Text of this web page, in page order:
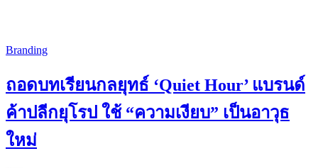
Branding
ถอดบทเรียนกลยุทธ์ ‘Quiet Hour’ แบรนด์
ค้าปลีกยุโรป ใช้ “ความเงียบ” เป็นอาวุธ
ใหม่